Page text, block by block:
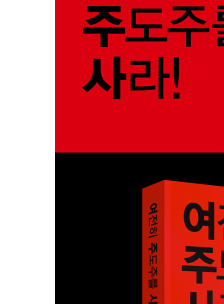
에필로그_한국은 새우로 남을 것인가
부록_주요 안보자산 밸류체인